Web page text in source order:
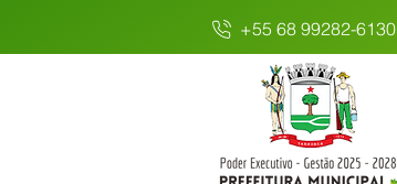
+55 68 99282-6130